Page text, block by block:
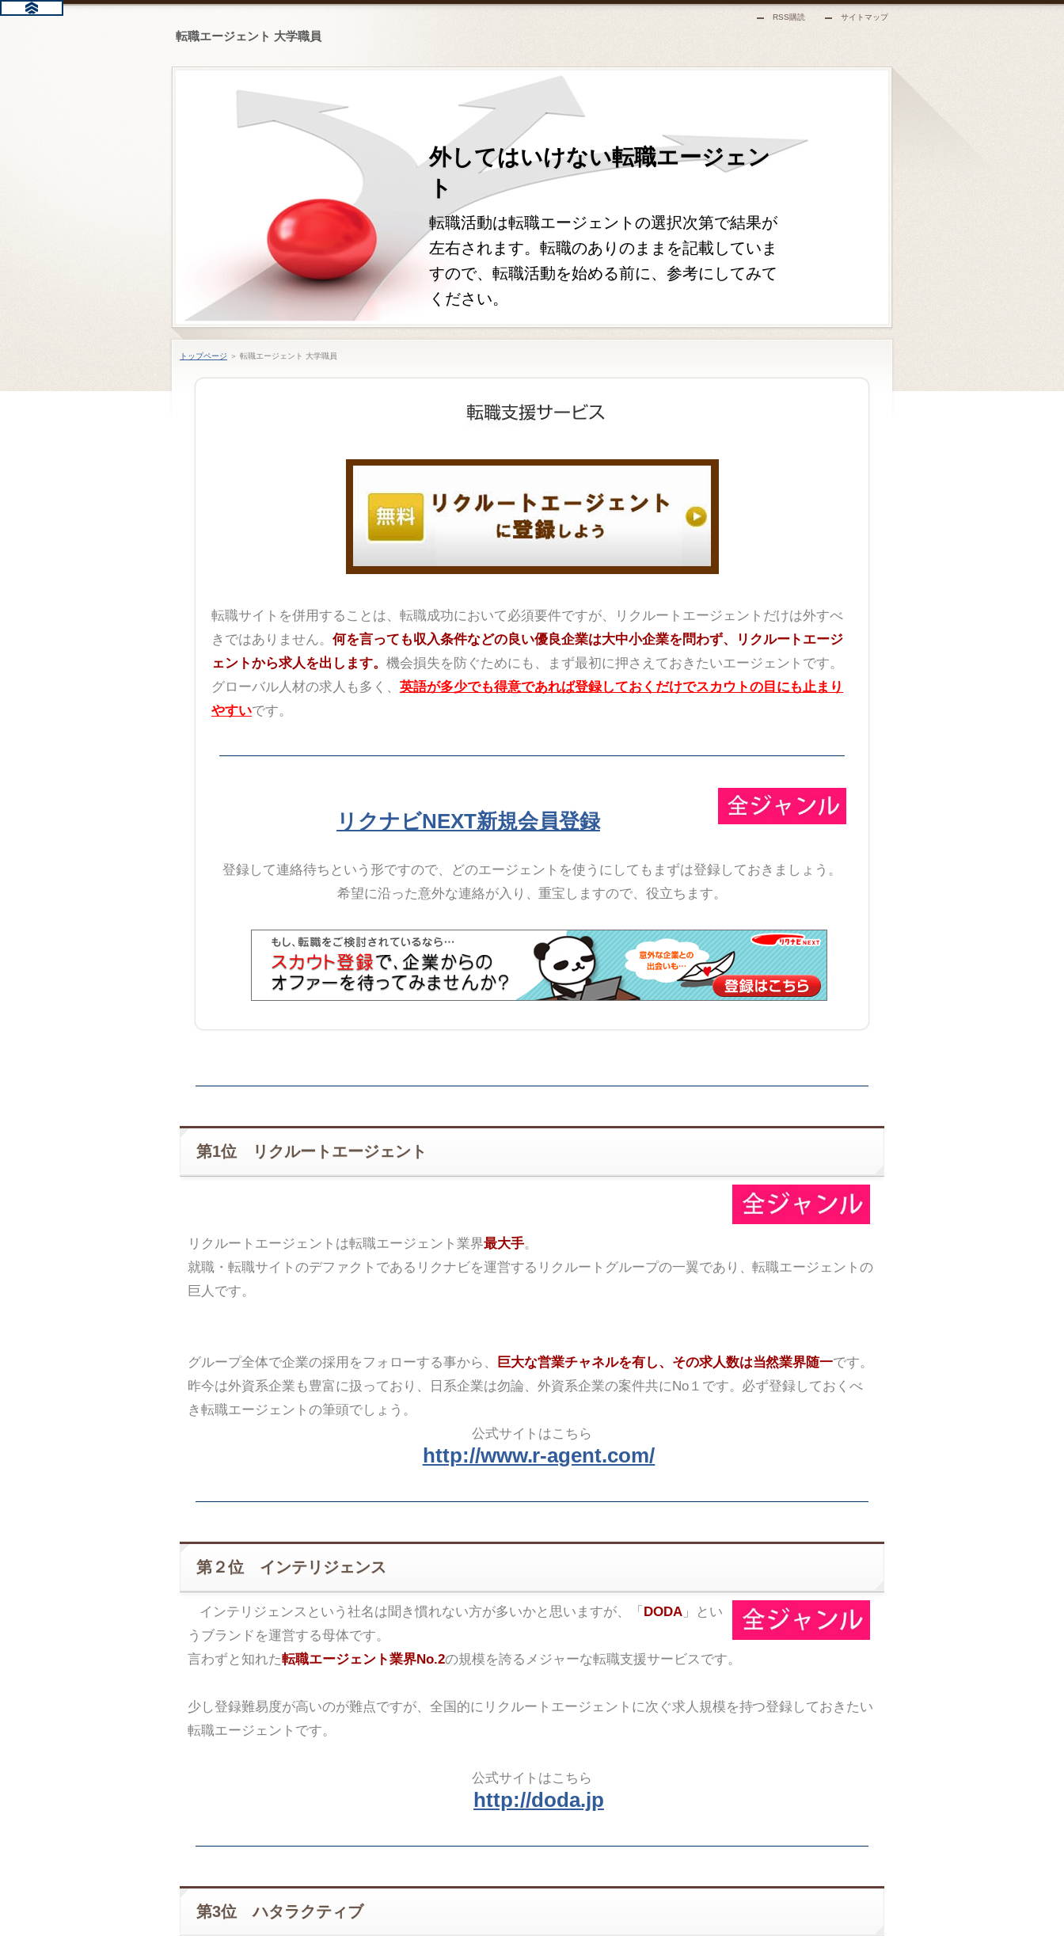
転職エージェント 大学職員
RSS購読 サイトマップ
外してはいけない転職エージェン
ト
転職活動は転職エージェントの選択次第で結果が
左右されます。転職のありのままを記載していま
すので、転職活動を始める前に、参考にしてみて
ください。
トップページ ＞ 転職エージェント 大学職員
転職サイトを併用することは、転職成功において必須要件ですが、リクルートエージェントだけは外すべ
きではありません。 何を言っても収入条件などの良い優良企業は大中小企業を問わず、リクルートエージ
ェントから求人を出します。 機会損失を防ぐためにも、まず最初に押さえておきたいエージェントです。
グローバル人材の求人も多く、 英語が多少でも得意であれば登録しておくだけでスカウトの目にも止まり
やすいです。
リクナビNEXT新規会員登録
登録して連絡待ちという形ですので、どのエージェントを使うにしてもまずは登録しておきましょう。
希望に沿った意外な連絡が入り、重宝しますので、役立ちます。
第1位 リクルートエージェント
リクルートエージェントは転職エージェント業界最大手。
就職・転職サイトのデファクトであるリクナビを運営するリクルートグループの一翼であり、転職エージェントの
巨人です。
グループ全体で企業の採用をフォローする事から、 巨大な営業チャネルを有し、その求人数は当然業界随一です。
昨今は外資系企業も豊富に扱っており、日系企業は勿論、外資系企業の案件共にNo１です。必ず登録しておくべ
き転職エージェントの筆頭でしょう。
公式サイトはこちら
http://www.r-agent.com/
第２位 インテリジェンス
インテリジェンスという社名は聞き慣れない方が多いかと思いますが、「 DODA」とい
うブランドを運営する母体です。
言わずと知れた転職エージェント業界No.2の規模を誇るメジャーな転職支援サービスです。
少し登録難易度が高いのが難点ですが、全国的にリクルートエージェントに次ぐ求人規模を持つ登録しておきたい
転職エージェントです。
公式サイトはこちら
http://doda.jp
第3位 ハタラクティブ